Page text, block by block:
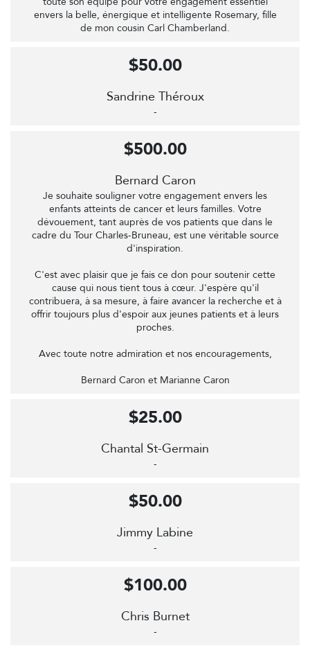
envers la belle, énergique et intelligente Rosemary, fille
de mon cousin Carl Chamberland.
Sandrine Théroux
-
$50.00
Bernard Caron
Je souhaite souligner votre engagement envers les
enfants atteints de cancer et leurs familles. Votre
dévouement, tant auprès de vos patients que dans le
cadre du Tour Charles-Bruneau, est une véritable source
d'inspiration.
C'est avec plaisir que je fais ce don pour soutenir cette
cause qui nous tient tous à cœur. J'espère qu'il
contribuera, à sa mesure, à faire avancer la recherche et à
offrir toujours plus d'espoir aux jeunes patients et à leurs
proches.
Avec toute notre admiration et nos encouragements,
Bernard Caron et Marianne Caron
$500.00
Chantal St-Germain
-
$25.00
Jimmy Labine
-
$50.00
Chris Burnet
-
$100.00